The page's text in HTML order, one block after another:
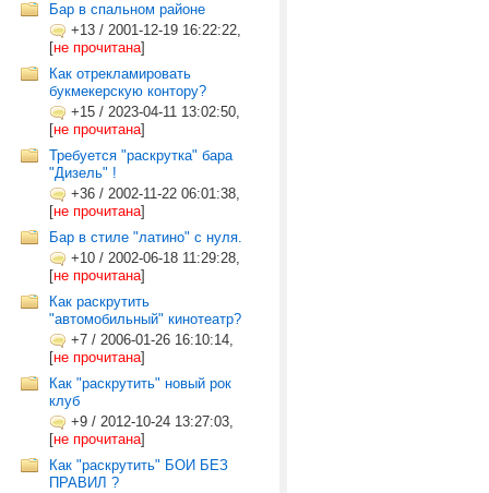
Бар в спальном районе
+13 / 2001-12-19 16:22:22,
[не прочитана]
Как отрекламировать
букмекерскую контору?
+15 / 2023-04-11 13:02:50,
[не прочитана]
Требуется "раскрутка" бара
"Дизель" !
+36 / 2002-11-22 06:01:38,
[не прочитана]
Бар в стиле "латино" с нуля.
+10 / 2002-06-18 11:29:28,
[не прочитана]
Как раскрутить
"автомобильный" кинотеатр?
+7 / 2006-01-26 16:10:14,
[не прочитана]
Как "раскрутить" новый рок
клуб
+9 / 2012-10-24 13:27:03,
[не прочитана]
Как "раскрутить" БОИ БЕЗ
ПРАВИЛ ?